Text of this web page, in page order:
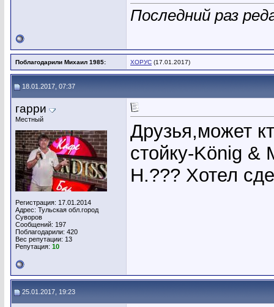
Последний раз
Поблагодарили Михаил 1985: ХОРУС (17.01.2017)
18.01.2017, 07:37
гарри
Местный
Регистрация: 17.01.2014
Адрес: Тульская обл.город
Суворов
Сообщений: 197
Поблагодарили: 420
Вес репутации: 13
Репутация: 10
Друзья,может
стойку-König &
H.??? Хотел
25.01.2017, 19:23